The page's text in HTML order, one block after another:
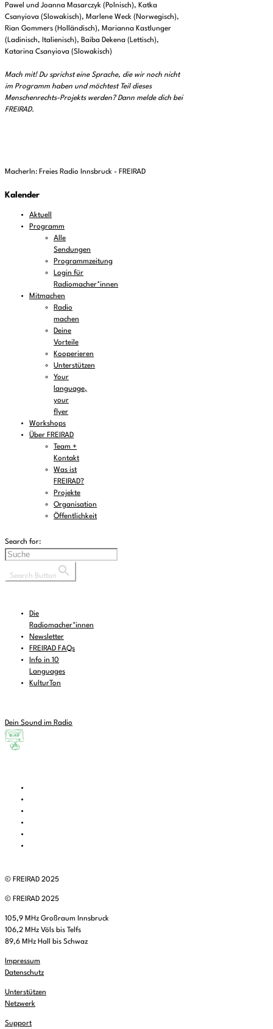
Pawel und Joanna Masarczyk (Polnisch), Katka
Csanyiova (Slowakisch), Marlene Weck (Norwegisch),
Rian Gommers (Holländisch), Marianna Kastlunger
(Ladinisch, Italienisch), Baiba Dekena (Lettisch),
Katarina Csanyiova (Slowakisch)
Mach mit! Du sprichst eine Sprache, die wir noch nicht
im Programm haben und möchtest Teil dieses
Menschenrechts-Projekts werden? Dann melde dich bei
FREIRAD.
MacherIn: Freies Radio Innsbruck - FREIRAD
Kalender
Aktuell
Programm
Alle
Sendungen
Programmzeitung
Login für
Radiomacher*innen
Mitmachen
Radio
machen
Deine
Vorteile
Kooperieren
Unterstützen
Your
language,
your
flyer
Workshops
Über FREIRAD
Team +
Kontakt
Was ist
FREIRAD?
Projekte
Organisation
Öffentlichkeit
Search for:
Search Button
Die
Radiomacher*innen
Newsletter
FREIRAD FAQs
Info in 10
Languages
KulturTon
Dein Sound im Radio
© FREIRAD 2025
© FREIRAD 2025
105,9 MHz Großraum Innsbruck
106,2 MHz Völs bis Telfs
89,6 MHz Hall bis Schwaz
Impressum
Datenschutz
Unterstützen
Netzwerk
Support